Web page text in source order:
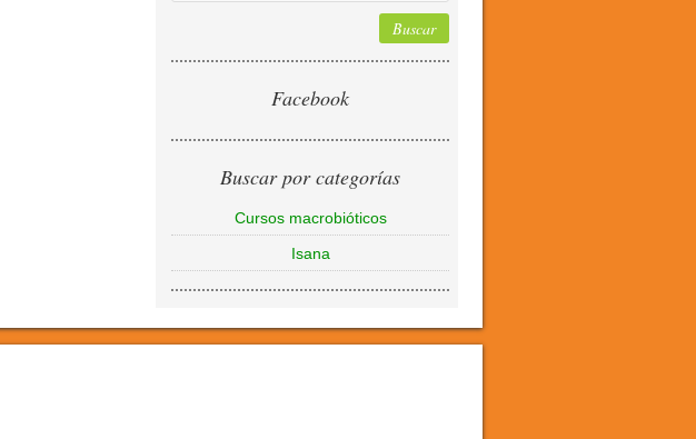
Facebook
Buscar por categorías
Cursos macrobióticos
Isana